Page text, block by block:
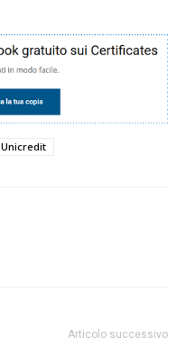
Unicredit
Articolo successivo